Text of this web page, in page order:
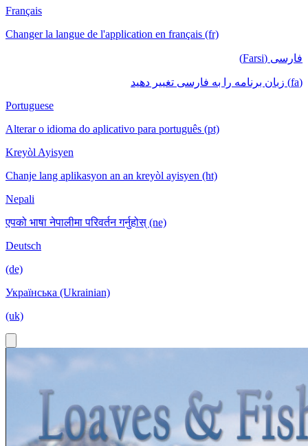
Français
Changer la langue de l'application en français (fr)
فارسی (Farsi)
(fa) زبان برنامه را به فارسی تغییر دهید
Portuguese
Alterar o idioma do aplicativo para português (pt)
Kreyòl Ayisyen
Chanje lang aplikasyon an an kreyòl ayisyen (ht)
Nepali
एपको भाषा नेपालीमा परिवर्तन गर्नुहोस् (ne)
Deutsch
(de)
Українська (Ukrainian)
(uk)